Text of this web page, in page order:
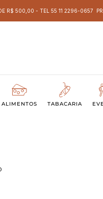
R$ 500,00 - TEL 55 11 2296-0657
ALIMENTOS TABACARIA